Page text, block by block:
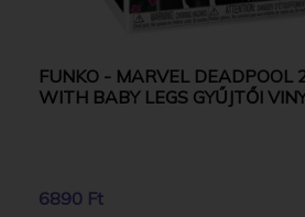
FUNKO - MARVEL DEADPOOL
WITH BABY LEGS GYŰJTŐI
6890 Ft